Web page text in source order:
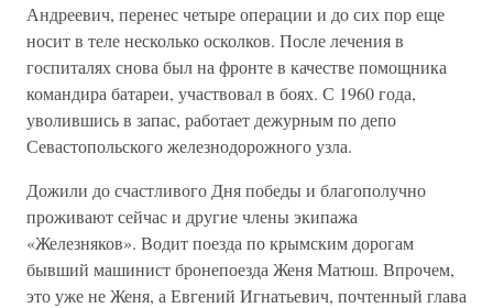
Андреевич, перенес четыре операции и до сих пор еще
носит в теле несколько осколков. После лечения в
госпиталях снова был на фронте в качестве помощника
командира батареи, участвовал в боях. С 1960 года,
уволившись в запас, работает дежурным по депо
Севастопольского железнодорожного узла.
Дожили до счастливого Дня победы и благополучно
проживают сейчас и другие члены экипажа
«Железняков». Водит поезда по крымским дорогам
бывший машинист бронепоезда Женя Матюш. Впрочем,
это уже не Женя, а Евгений Игнатьевич, почтенный глава